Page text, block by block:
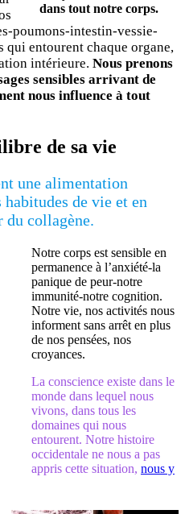
dans tout notre corps.
poumons-intestin-vessie-
entourent chaque organe,
intérieure. Nous prenons
sensibles arrivant de
nous influence à tout
de sa vie
une alimentation
de vie et en
du collagène.
Notre corps est sensible en
permanence à l’anxiété-la
panique de peur-notre
immunité-notre cognition.
Notre vie, nos activités nous
informent sans arrêt en plus
de nos pensées, nos
croyances.
La conscience existe dans le
monde dans lequel nous
vivons, dans tous les
domaines qui nous
entourent. Notre histoire
occidentale ne nous a pas
appris cette situation, nous y